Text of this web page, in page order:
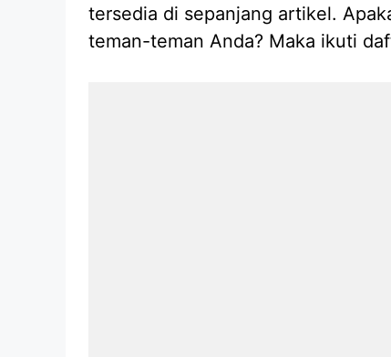
tersedia di sepanjang artikel.
teman-teman Anda? Maka ikuti